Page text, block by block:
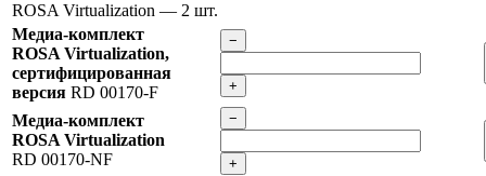
ROSA Virtualization — 2 шт.
Медиа-комплект
ROSA Virtualization,
сертифицированная
версия RD 00170-F
−
+
Медиа-комплект
ROSA Virtualization
RD 00170-NF
−
+